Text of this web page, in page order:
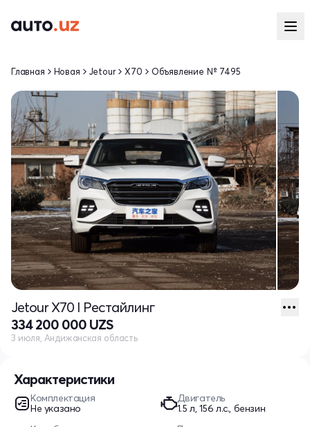
Характеристики
Комплектация
Не указано
Двигатель
1.5 л, 156 л.с., бензин
Главная Новая Jetour X70 Объявление № 7495
Jetour X70 I Рестайлинг
334 200 000 UZS
3 июля, Андижанская область